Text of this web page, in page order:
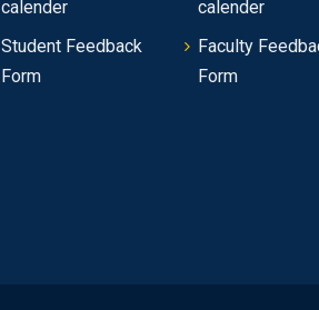
calender
calender
Student Feedback
Form
Faculty
Form